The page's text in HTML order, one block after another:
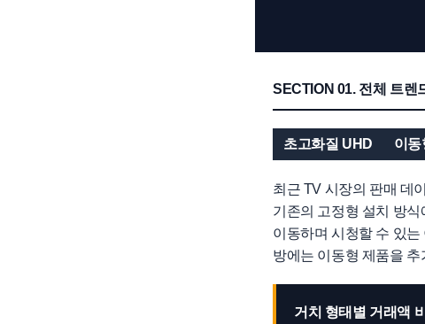
SECTION 01. 전체 트렌
초고화질 UHD 이동
최근 TV 시장의 판매 데
기존의 고정형 설치 방
이동하며 시청할 수 있
방에는 이동형 제품을
거치 형태별 거래액